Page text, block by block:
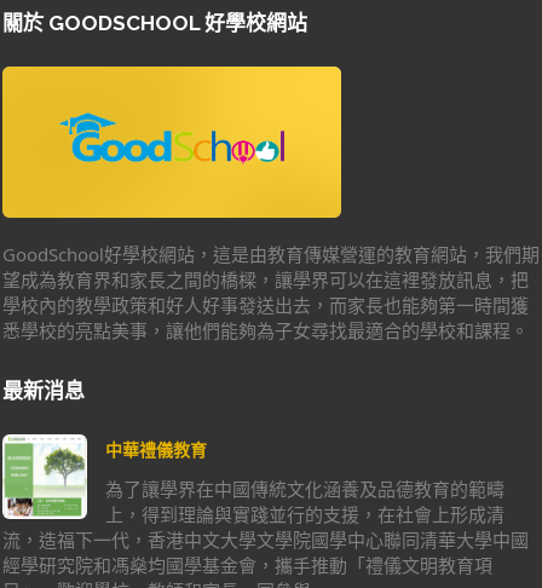
關於 GOODSCHOOL 好學校網站
GoodSchool好學校網站，這是由教育傳媒營運的教育網站，我們期
望成為教育界和家長之間的橋樑，讓學界可以在這裡發放訊息，把
學校內的教學政策和好人好事發送出去，而家長也能夠第一時間獲
悉學校的亮點美事，讓他們能夠為子女尋找最適合的學校和課程。
最新消息
中華禮儀教育
為了讓學界在中國傳統文化涵養及品德教育的範疇
上，得到理論與實踐並行的支援，在社會上形成清
流，造福下一代，香港中文大學文學院國學中心聯同清華大學中國
經學研究院和馮燊均國學基金會，攜手推動「禮儀文明教育項